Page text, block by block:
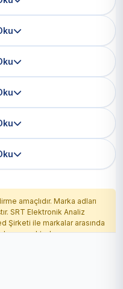
amaçlıdır. Marka adları
SRT Elektronik Analiz
Şirketi ile markalar arasında